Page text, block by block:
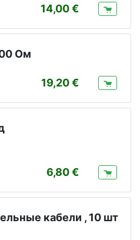
14,00
Ом
19,20
6,80
кабели , 10 шт